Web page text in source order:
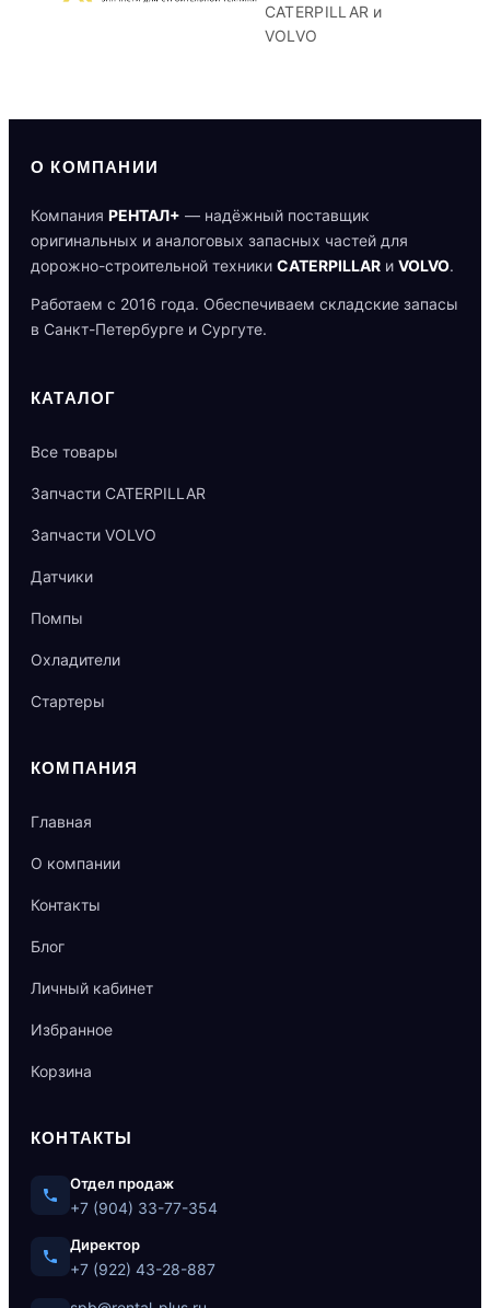
CATERPILLAR и
VOLVO
О КОМПАНИИ
Компания РЕНТАЛ+ — надёжный поставщик
оригинальных и аналоговых запасных частей для
дорожно-строительной техники CATERPILLAR и VOLVO.
Работаем с 2016 года. Обеспечиваем складские запасы
в Санкт-Петербурге и Сургуте.
КАТАЛОГ
Все товары
Запчасти CATERPILLAR
Запчасти VOLVO
Датчики
Помпы
Охладители
Стартеры
КОМПАНИЯ
Главная
О компании
Контакты
Блог
Личный кабинет
Избранное
Корзина
КОНТАКТЫ
Отдел продаж
+7 (904) 33-77-354
Директор
+7 (922) 43-28-887